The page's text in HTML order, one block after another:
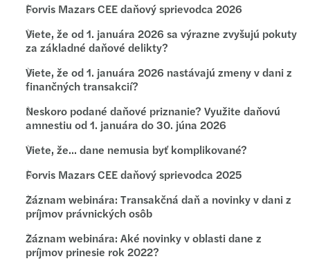
Forvis Mazars CEE daňový sprievodca 2026
Viete, že od 1. januára 2026 sa výrazne zvyšujú pokuty
za základné daňové delikty?
Viete, že od 1. januára 2026 nastávajú zmeny v dani z
finančných transakcií?
Neskoro podané daňové priznanie? Využite daňovú
amnestiu od 1. januára do 30. júna 2026
Viete, že... dane nemusia byť komplikované?
Forvis Mazars CEE daňový sprievodca 2025
Záznam webinára: Transakčná daň a novinky v dani z
príjmov právnických osôb
Záznam webinára: Aké novinky v oblasti dane z
príjmov prinesie rok 2022?